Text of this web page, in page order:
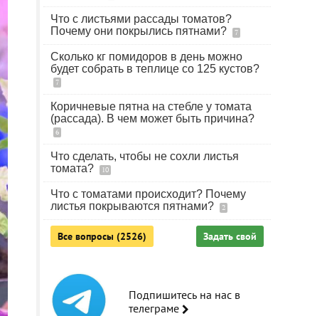
Что с листьями рассады томатов?
Почему они покрылись пятнами?
7
Сколько кг помидоров в день можно
будет собрать в теплице со 125 кустов?
7
Коричневые пятна на стебле у томата
(рассада). В чем может быть причина?
6
Что сделать, чтобы не сохли листья
томата?
10
Что с томатами происходит? Почему
листья покрываются пятнами?
2
Все вопросы (2526) Задать свой
Подпишитесь на нас в
телеграме